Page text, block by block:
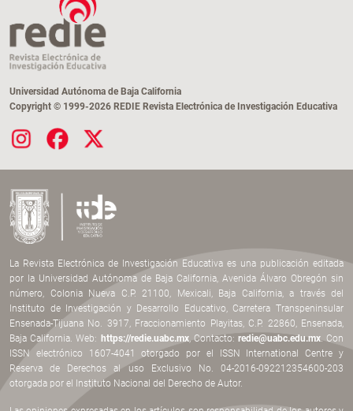
Universidad Autónoma de Baja California
Copyright © 1999-2026 REDIE Revista Electrónica de Investigación Educativa
La Revista Electrónica de Investigación Educativa es una publicación editada
por la Universidad Autónoma de Baja California, Avenida Álvaro Obregón sin
número, Colonia Nueva C.P. 21100, Mexicali, Baja California, a través del
Instituto de Investigación y Desarrollo Educativo, Carretera Transpeninsular
Ensenada-Tijuana No. 3917, Fraccionamiento Playitas, C.P. 22860, Ensenada,
Baja California. Web: https://redie.uabc.mx, Contacto: redie@uabc.edu.mx. Con
ISSN electrónico 1607-4041 otorgado por el ISSN International Centre y
Reserva de Derechos al uso Exclusivo No. 04-2016-092212354600-203
otorgada por el Instituto Nacional del Derecho de Autor.